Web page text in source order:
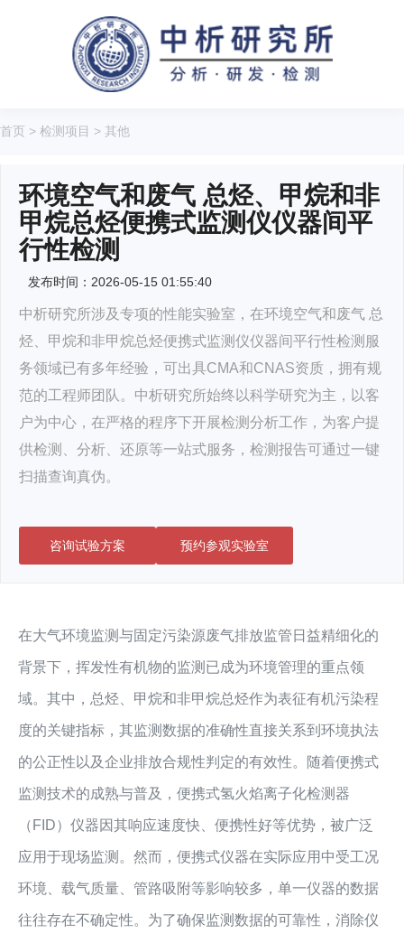
首页 > 检测项目 > 其他
环境空气和废气 总烃、甲烷和非
甲烷总烃便携式监测仪仪器间平
行性检测
发布时间：2026-05-15 01:55:40
中析研究所涉及专项的性能实验室，在环境空气和废气 总
烃、甲烷和非甲烷总烃便携式监测仪仪器间平行性检测服
务领域已有多年经验，可出具CMA和CNAS资质，拥有规
范的工程师团队。中析研究所始终以科学研究为主，以客
户为中心，在严格的程序下开展检测分析工作，为客户提
供检测、分析、还原等一站式服务，检测报告可通过一键
扫描查询真伪。
咨询试验方案 预约参观实验室
在大气环境监测与固定污染源废气排放监管日益精细化的
背景下，挥发性有机物的监测已成为环境管理的重点领
域。其中，总烃、甲烷和非甲烷总烃作为表征有机污染程
度的关键指标，其监测数据的准确性直接关系到环境执法
的公正性以及企业排放合规性判定的有效性。随着便携式
监测技术的成熟与普及，便携式氢火焰离子化检测器
（FID）仪器因其响应速度快、便携性好等优势，被广泛
应用于现场监测。然而，便携式仪器在实际应用中受工况
环境、载气质量、管路吸附等影响较多，单一仪器的数据
往往存在不确定性。为了确保监测数据的可靠性，消除仪